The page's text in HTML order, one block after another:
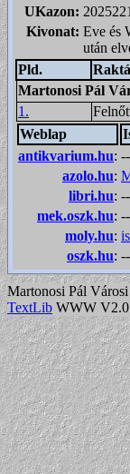
UKazon:
Kivonat: Eve és
után
Pld.
Martonosi Pál
1.
Weblap
antikvarium.hu:
azolo.hu:
libri.hu:
mek.oszk.hu:
moly.hu:
oszk.hu:
Martonosi Pál
TextLib WWW